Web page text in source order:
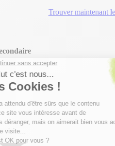
Trouver maintenant